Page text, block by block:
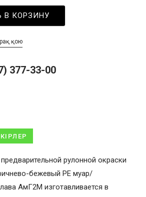
В КОРЗИНУ
қою
377-33-00
рулонной окраски
бежевый PE муар/
АмГ2М изготавливается в